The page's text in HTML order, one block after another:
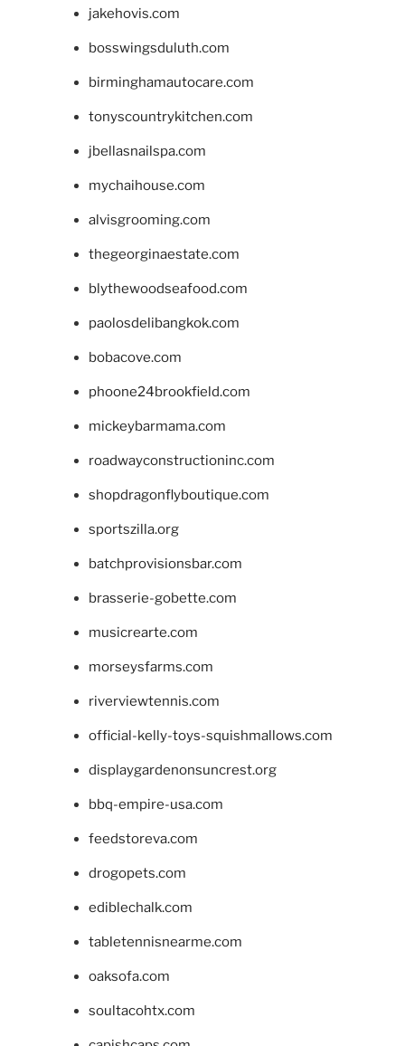
jakehovis.com
bosswingsduluth.com
birminghamautocare.com
tonyscountrykitchen.com
jbellasnailspa.com
mychaihouse.com
alvisgrooming.com
thegeorginaestate.com
blythewoodseafood.com
paolosdelibangkok.com
bobacove.com
phoone24brookfield.com
mickeybarmama.com
roadwayconstructioninc.com
shopdragonflyboutique.com
sportszilla.org
batchprovisionsbar.com
brasserie-gobette.com
musicrearte.com
morseysfarms.com
riverviewtennis.com
official-kelly-toys-squishmallows.com
displaygardenonsuncrest.org
bbq-empire-usa.com
feedstoreva.com
drogopets.com
ediblechalk.com
tabletennisnearme.com
oaksofa.com
soultacohtx.com